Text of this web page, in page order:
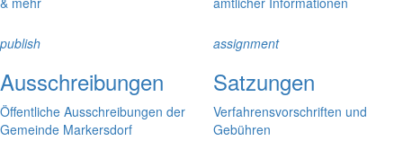
publish
Ausschreibungen
Öffentliche Ausschreibungen der
Gemeinde Markersdorf
assignment
Satzungen
Verfahrensvorschriften und
Gebühren